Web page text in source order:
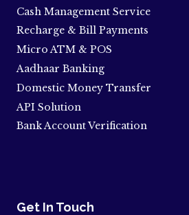
Cash Management Service
Recharge & Bill Payments
Micro ATM & POS
Aadhaar Banking
Domestic Money Transfer
API Solution
Bank Account Verification
Get In Touch